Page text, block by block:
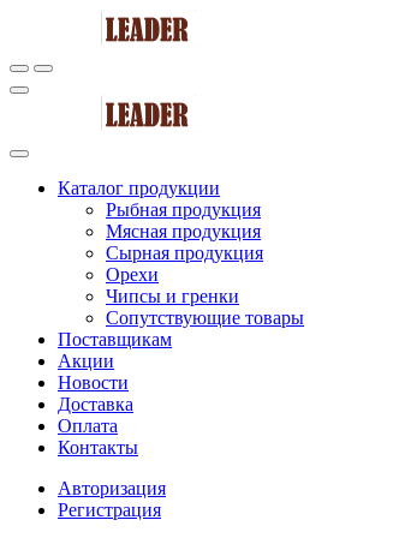
Каталог продукции
Рыбная продукция
Мясная продукция
Сырная продукция
Орехи
Чипсы и гренки
Сопутствующие товары
Поставщикам
Акции
Новости
Доставка
Оплата
Контакты
Авторизация
Регистрация